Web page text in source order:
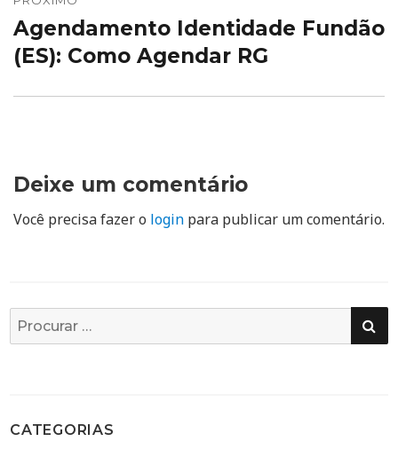
Próximo
post:
Agendamento Identidade Fundão
(ES): Como Agendar RG
Deixe um comentário
Você precisa fazer o login para publicar um comentário.
Busca
por:
CATEGORIAS